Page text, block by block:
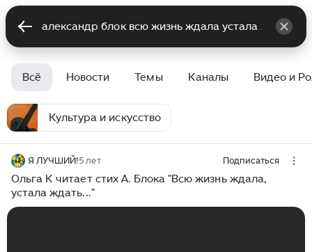
Всё Новости Темы Каналы Видео и
Культура и искусство
Я ЛУЧШИЙ!5 лет Подписаться
Ольга К читает стих А. Блока "Всю жизнь ждала,
устала ждать..."